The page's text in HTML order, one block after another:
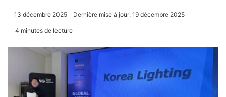
13 décembre 2025 Dernière mise à jour: 19 décembre 2025
4 minutes de lecture